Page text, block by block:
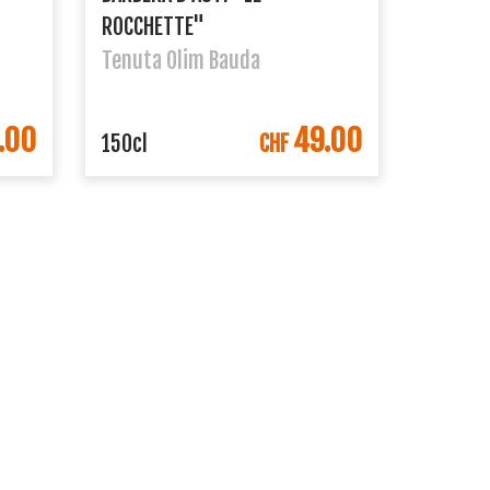
ROCCHETTE"
Tenuta Olim Bauda
IN DEN WARENKORB
150cl CHF49.00